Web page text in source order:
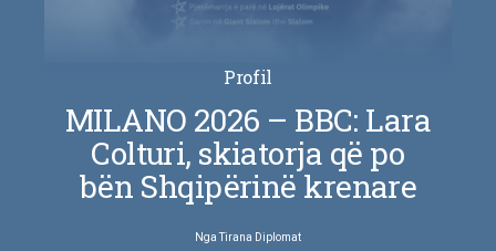
Profil
MILANO 2026 – BBC: Lara
Colturi, skiatorja që po
bën Shqipërinë krenare
NgaTirana Diplomat